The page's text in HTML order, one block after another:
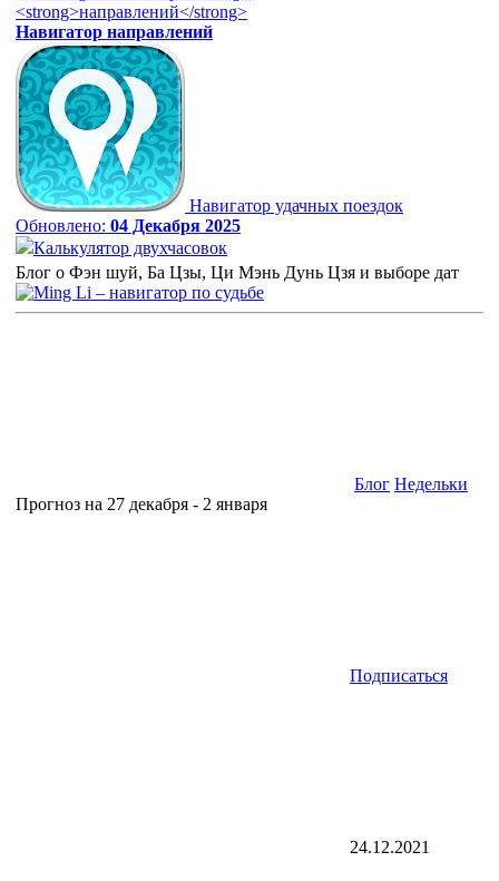
Навигатор направлений
Навигатор удачных поездок
Обновлено: 04 Декабря 2025
Калькулятор двухчасовок
Блог о Фэн шуй, Ба Цзы, Ци Мэнь Дунь Цзя и выборе дат
Блог Недельки
Прогноз на 27 декабря - 2 января
Подписаться
24.12.2021